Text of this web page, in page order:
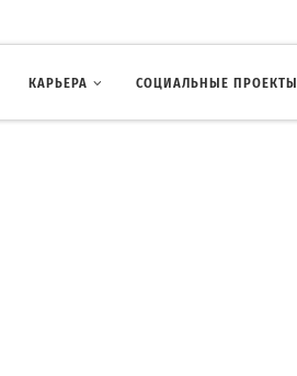
КАРЬЕРА СОЦИАЛЬНЫЕ ПРОЕКТЫ